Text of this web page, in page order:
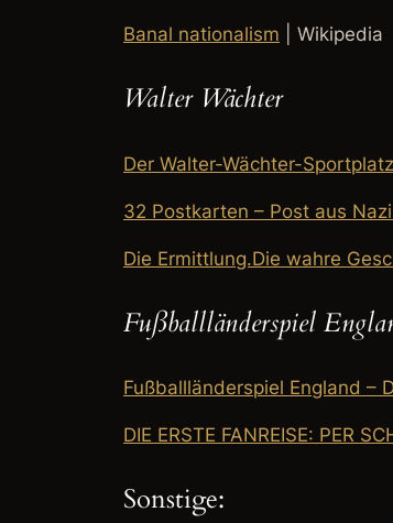
Banal nationalism | Wikipedia
Walter Wächter
Der Walter-Wächter-
32 Postkarten – Post aus
Die Ermittlung.Die wahre
Fußballländerspiel
Fußballländerspiel England –
DIE ERSTE FANREISE: PER
Sonstige: